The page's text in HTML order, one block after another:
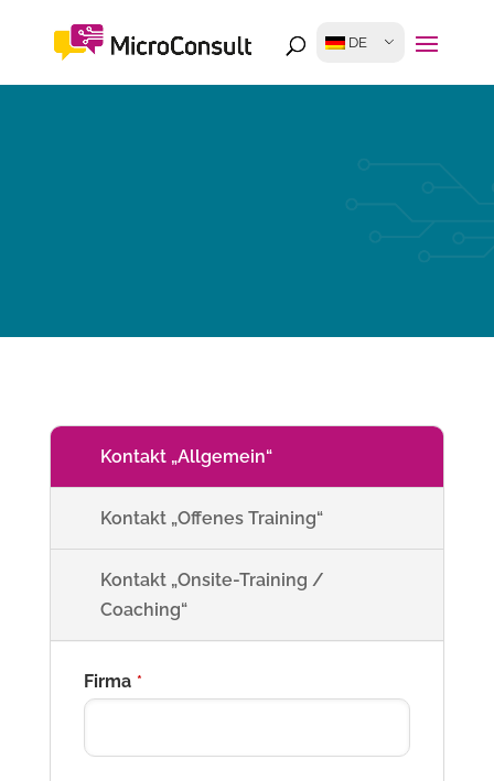
DE
Kontakt „Allgemein“
Kontakt „Offenes Training“
Kontakt „Onsite-Training /
Coaching“
Firma *